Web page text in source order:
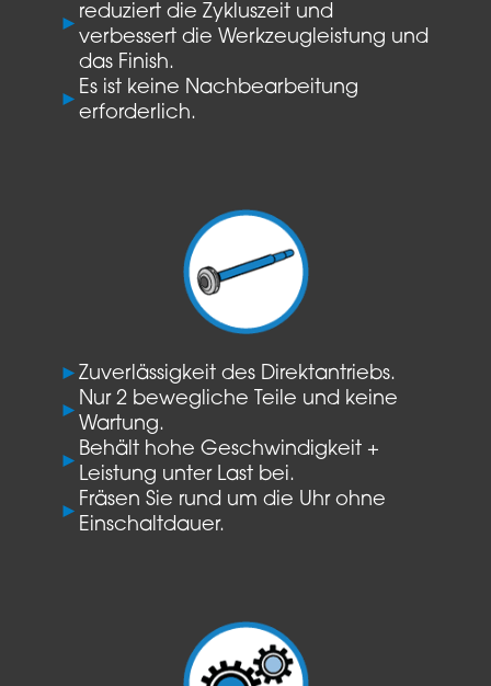
►
reduziert die Zykluszeit und
verbessert die Werkzeugleistung und
das Finish.
►
Es ist keine Nachbearbeitung
erforderlich.
► Zuverlässigkeit des Direktantriebs.
►
Nur 2 bewegliche Teile und keine
Wartung.
►
Behält hohe Geschwindigkeit +
Leistung unter Last bei.
►
Fräsen Sie rund um die Uhr ohne
Einschaltdauer.